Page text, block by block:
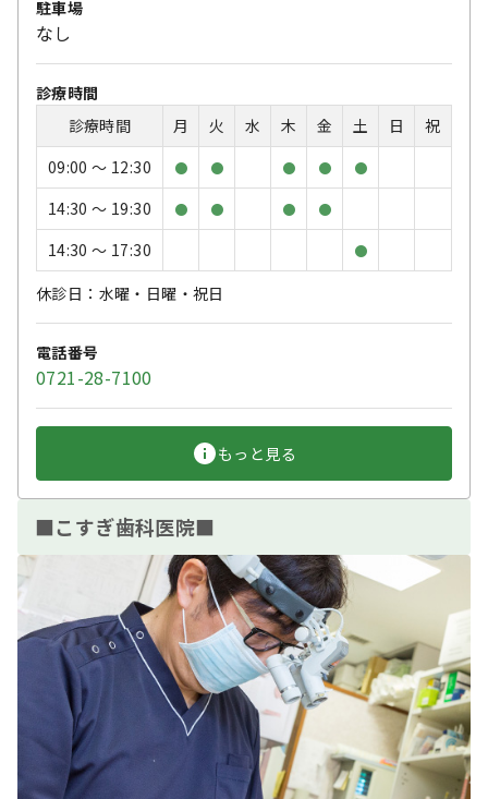
駐車場
なし
診療時間
診療時間
月 火 水 木 金 土 日
祝
09:00 〜 12:30
● ● ● ● ●
14:30 〜 19:30 ● ● ● ●
14:30 〜 17:30 ●
休診日：水曜・日曜・祝日
電話番号
0721-28-7100
もっと見る
■こすぎ歯科医院■